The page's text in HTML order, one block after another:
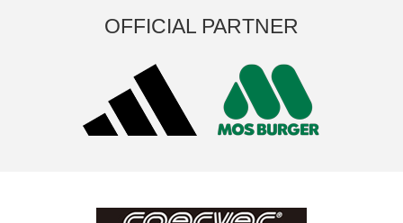
OFFICIAL PARTNER